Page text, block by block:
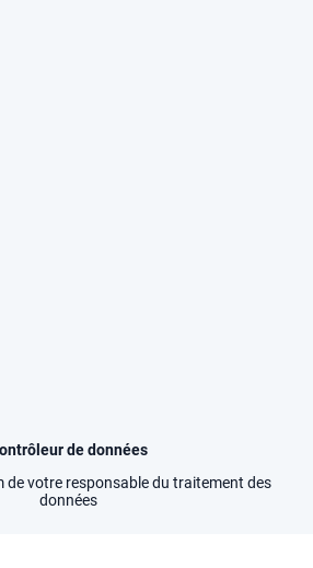
de données
de votre responsable du traitement des
données